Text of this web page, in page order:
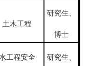
土木工程
研究生、
博士
水工程安全 研究生、